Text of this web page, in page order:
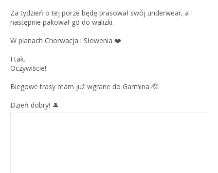
Za tydzień o tej porze będę prasował swój underwear, a
następnie pakował go do walizki.
W planach Chorwacja i Słowenia ❤️
I tak.
Oczywiście!
Biegowe trasy mam już wgrane do Garmina 🫡
Dzień dobry! 🎩